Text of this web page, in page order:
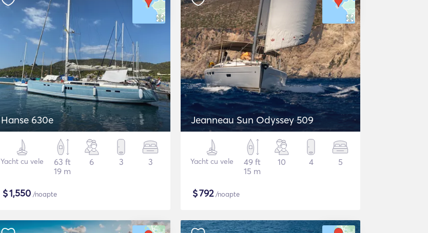
Hanse 630e
Yacht cu vele
63 ft
19 m
6 3 3
$1,550 /noapte
Jeanneau Sun Odyssey 509
Yacht cu vele
49 ft
15 m
10 4 5
$792/noapte